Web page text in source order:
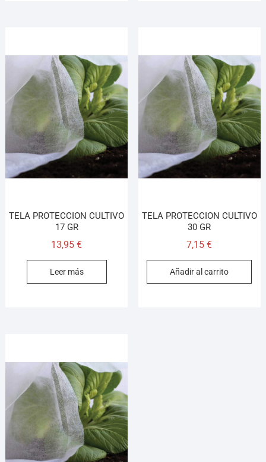
TELA PROTECCION CULTIVO
17 GR
13,95€
Leer más
TELA PROTECCION CULTIVO
30 GR
7,15€
Añadir al carrito